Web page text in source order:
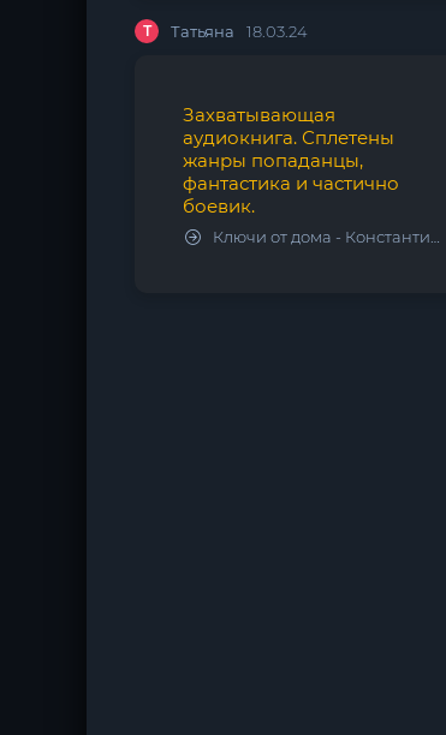
Т Татьяна 18.03.24
Захватывающая
аудиокнига. Сплетены
жанры попаданцы,
фантастика и частично
боевик.
Ключи от дома - Константин Калбазов